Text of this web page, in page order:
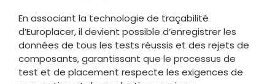
En associant la technologie de traçabilité
d’Europlacer, il devient possible d’enregistrer les
données de tous les tests réussis et des rejets de
composants, garantissant que le processus de
test et de placement respecte les exigences de